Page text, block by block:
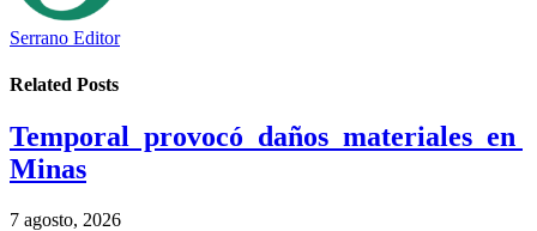
Serrano Editor
Related Posts
Temporal provocó daños materiales en
Minas
7 agosto, 2026